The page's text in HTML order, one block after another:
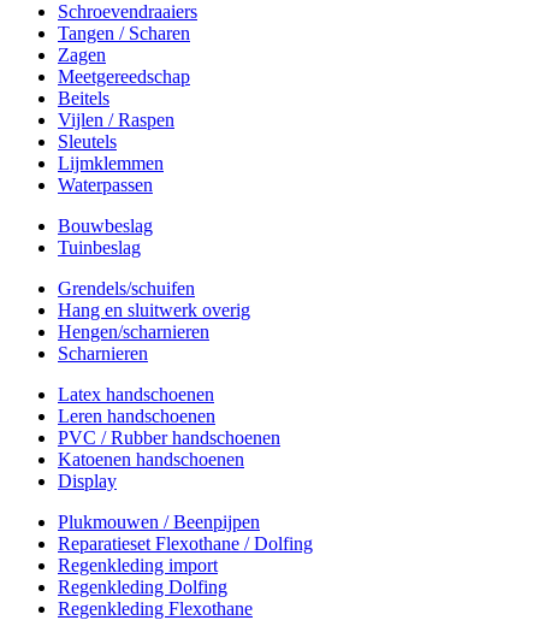
Schroevendraaiers
Tangen / Scharen
Zagen
Meetgereedschap
Beitels
Vijlen / Raspen
Sleutels
Lijmklemmen
Waterpassen
Bouwbeslag
Tuinbeslag
Grendels/schuifen
Hang en sluitwerk overig
Hengen/scharnieren
Scharnieren
Latex handschoenen
Leren handschoenen
PVC / Rubber handschoenen
Katoenen handschoenen
Display
Plukmouwen / Beenpijpen
Reparatieset Flexothane / Dolfing
Regenkleding import
Regenkleding Dolfing
Regenkleding Flexothane